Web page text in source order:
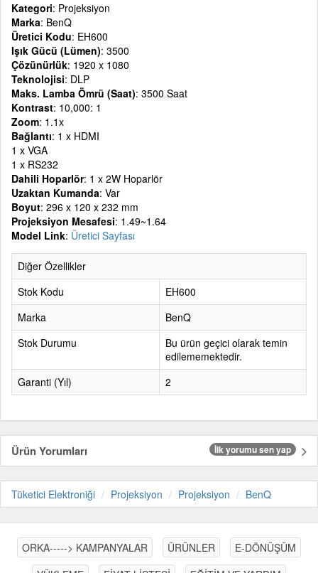
Kategori: Projeksiyon
Marka: BenQ
Üretici Kodu: EH600
Işık Gücü (Lümen): 3500
Çözünürlük: 1920 x 1080
Teknolojisi: DLP
Maks. Lamba Ömrü (Saat): 3500 Saat
Kontrast: 10,000: 1
Zoom: 1.1x
Bağlantı: 1 x HDMI
1 x VGA
1 x RS232
Dahili Hoparlör: 1 x 2W Hoparlör
Uzaktan Kumanda: Var
Boyut: 296 x 120 x 232 mm
Projeksiyon Mesafesi: 1.49~1.64
Model Link: Üretici Sayfası
Diğer Özellikler
Stok Kodu
EH600
Marka
BenQ
Stok Durumu
Bu ürün geçici olarak temin
edilememektedir.
Garanti (Yıl)
2
Ürün Yorumları İlk yorumu sen yap
Tüketici Elektroniği Projeksiyon Projeksiyon BenQ
ORKA-----> KAMPANYALAR ÜRÜNLER
E-DÖNÜŞÜM